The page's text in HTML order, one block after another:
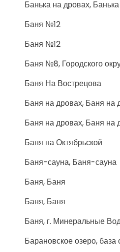
Банька на дровах,
Баня №12
Баня №12
Баня №8, Городского
Баня На Вострецова
Баня на дровах, Баня на
Баня на дровах, Баня на
Баня на Октябрьской
Баня-сауна, Баня-сауна
Баня, Баня
Баня, Баня
Баня, г. Минеральные
Барановское озеро, база